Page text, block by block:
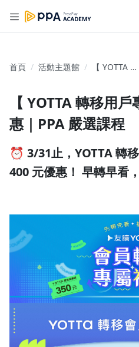
🌞 PPA 避暑津貼．冷氣
2% 點數回饋！🚀 酷暑來
進修 限時開跑】◾單筆滿
即日起 - 8/13（只有一週）
無上限🔥購買任一課程 or 訂
$5,000 回饋 2% 點數🎁 此為
3 天前
查看全
首頁 活動主題館
【 YOTTA 轉
日優惠｜PPA
嚴選課程
【 YOTTA 轉移用
惠｜PPA 嚴選課程
⏰ 3/31止，YOTTA 轉
400 元優惠！ 早轉早看
友讀 YOTTA 會員轉移專屬福
娘家 350 元優惠券，活動即日
間遞減，先轉先看享更多
YOTTA 轉移至 PPA 專屬福利
高領 400 元課程抵用券（金
元加碼贈 PPA
播放速度
2.0x
1.5x
1.25x
1.0x
0.75x
追蹤列表
去逛
返回播